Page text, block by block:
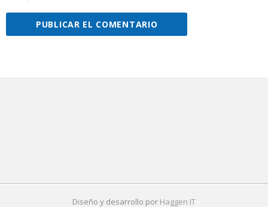
Diseño y desarrollo por Haggen IT